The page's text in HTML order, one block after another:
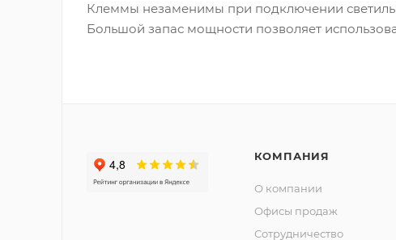
Клеммы незаменимы при подключении
Большой запас мощности позволяет
КОМПАНИЯ
О компании
Офисы продаж
Сотрудничество